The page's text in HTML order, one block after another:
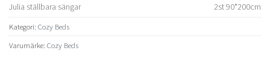
Julia ställbara sängar
2st 90*200cm
Kategori: Cozy Beds
Varumärke: Cozy Beds